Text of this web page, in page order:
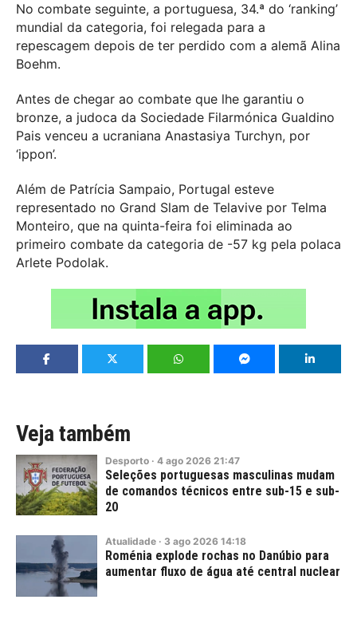
No combate seguinte, a portuguesa, 34.ª do ‘ranking’
mundial da categoria, foi relegada para a
repescagem depois de ter perdido com a alemã Alina
Boehm.
Antes de chegar ao combate que lhe garantiu o
bronze, a judoca da Sociedade Filarmónica Gualdino
Pais venceu a ucraniana Anastasiya Turchyn, por
‘ippon’.
Além de Patrícia Sampaio, Portugal esteve
representado no Grand Slam de Telavive por Telma
Monteiro, que na quinta-feira foi eliminada ao
primeiro combate da categoria de -57 kg pela polaca
Arlete Podolak.
Veja também
Desporto · 4 ago 2026 21:47
Seleções portuguesas masculinas mudam
de comandos técnicos entre sub-15 e sub-
20
Atualidade · 3 ago 2026 14:18
Roménia explode rochas no Danúbio para
aumentar fluxo de água até central nuclear